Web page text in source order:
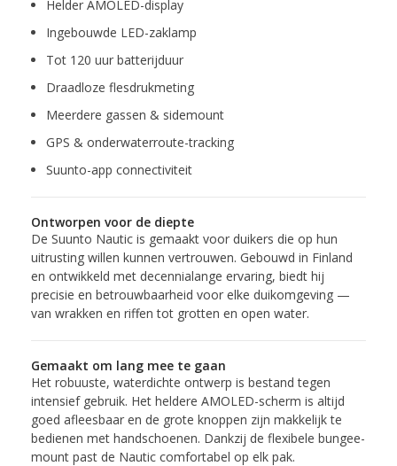
Helder AMOLED-display
Ingebouwde LED-zaklamp
Tot 120 uur batterijduur
Draadloze flesdrukmeting
Meerdere gassen & sidemount
GPS & onderwaterroute-tracking
Suunto-app connectiviteit
Ontworpen voor de diepte
De Suunto Nautic is gemaakt voor duikers die op hun
uitrusting willen kunnen vertrouwen. Gebouwd in Finland
en ontwikkeld met decennialange ervaring, biedt hij
precisie en betrouwbaarheid voor elke duikomgeving —
van wrakken en riffen tot grotten en open water.
Gemaakt om lang mee te gaan
Het robuuste, waterdichte ontwerp is bestand tegen
intensief gebruik. Het heldere AMOLED-scherm is altijd
goed afleesbaar en de grote knoppen zijn makkelijk te
bedienen met handschoenen. Dankzij de flexibele bungee-
mount past de Nautic comfortabel op elk pak.